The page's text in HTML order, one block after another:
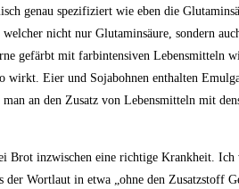
genau spezifiziert wie eben die
nicht nur Glutaminsäure, sondern
gefärbt mit farbintensiven Lebensmitteln
wirkt. Eier und Sojabohnen enthalten
an den Zusatz von Lebensmitteln mit
Brot inzwischen eine richtige Krankheit. Ich
Wortlaut in etwa „ohne den Zusatzstoff